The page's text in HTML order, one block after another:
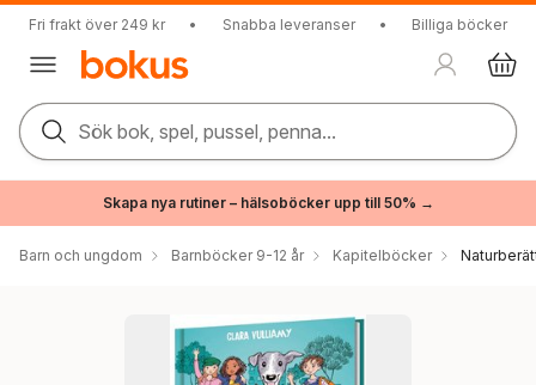
Fri frakt över 249 kr • Snabba leveranser • Billiga böcker
Sök bok, spel, pussel, penna...
Skapa nya rutiner – hälsoböcker upp till 50% →
Barn och ungdom Barnböcker 9-12 år Kapitelböcker